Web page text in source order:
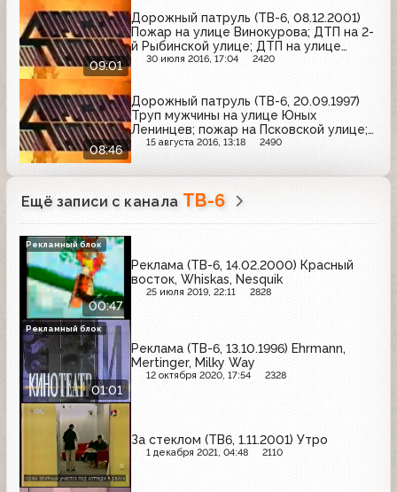
09:01
Дорожный патруль (ТВ-6, 08.12.2001)
Пожар на улице Винокурова; ДТП на 2-
й Рыбинской улице; ДТП на улице
Стромынка
30 июля 2016, 17:04 2420
08:46
Дорожный патруль (ТВ-6, 20.09.1997)
Труп мужчины на улице Юных
Ленинцев; пожар на Псковской улице;
ДТП на проспекте Маршала Жукова
15 августа 2016, 13:18 2490
Ещё записи с канала ТВ-6
00:47
Реклама (ТВ-6, 14.02.2000) Красный
восток, Whiskas, Nesquik
25 июля 2019, 22:11 2828
Рекламный блок
01:01
Реклама (ТВ-6, 13.10.1996) Ehrmann,
Mertinger, Milky Way
12 октября 2020, 17:54 2328
Рекламный блок
За стеклом (ТВ6, 1.11.2001) Утро
1 декабря 2021, 04:48 2110